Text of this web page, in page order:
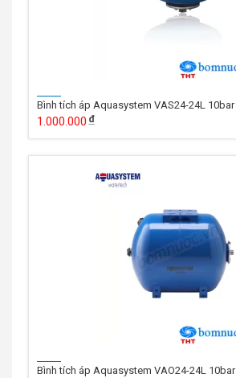
Bình tích áp Aquasystem VAS24-24L 10bar
1.000.000
Bình tích áp Aquasystem VAO24-24L 10bar